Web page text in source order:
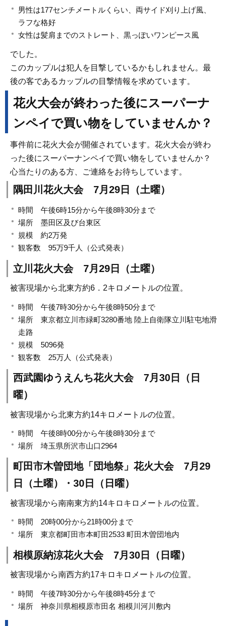
男性は177センチメートルくらい、両サイド刈り上げ風、
ラフな格好
女性は髪肩までのストレート、黒っぽいワンピース風
でした。
このカップルは犯人を目撃しているかもしれません。最
後の客であるカップルの目撃情報を求めています。
花火大会が終わった後にスーパーナ
ンペイで買い物をしていませんか？
事件前に花火大会が開催されています。花火大会が終わ
った後にスーパーナンペイで買い物をしていませんか？
心当たりのある方、ご連絡をお待ちしています。
隅田川花火大会 7月29日（土曜）
時間 午後6時15分から午後8時30分まで
場所 墨田区及び台東区
規模 約2万発
観客数 95万9千人（公式発表）
立川花火大会 7月29日（土曜）
被害現場から北東方約6．2キロメートルの位置。
時間 午後7時30分から午後8時50分まで
場所 東京都立川市緑町3280番地 陸上自衛隊立川駐屯地滑
走路
規模 5096発
観客数 25万人（公式発表）
西武園ゆうえんち花火大会 7月30日（日
曜）
被害現場から北東方約14キロメートルの位置。
時間 午後8時00分から午後8時30分まで
場所 埼玉県所沢市山口2964
町田市木曽団地「団地祭」花火大会 7月29
日（土曜）・30日（日曜）
被害現場から南南東方約14キロキロメートルの位置。
時間 20時00分から21時00分まで
場所 東京都町田市本町田2533 町田木曽団地内
相模原納涼花火大会 7月30日（日曜）
被害現場から南西方約17キロキロメートルの位置。
時間 午後7時30分から午後8時45分まで
場所 神奈川県相模原市田名 相模川河川敷内